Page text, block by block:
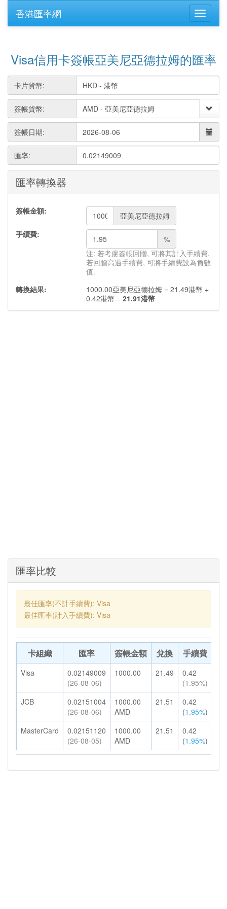
香港匯率網
Visa信用卡簽帳亞美尼亞德拉姆的匯率
卡片貨幣:
簽帳貨幣:
簽帳日期:
匯率: 0.02149009
匯率轉換器
簽帳金額:
亞美尼亞德拉姆
手續費:
%
注: 若考慮簽帳回贈, 可將其計入手續費.
若回贈高過手續費, 可將手續費設為負數
值.
轉換結果:
1000.00亞美尼亞德拉姆 = 21.49港幣 +
0.42港幣 = 21.91港幣
匯率比較
最佳匯率(不計手續費): Visa
最佳匯率(計入手續費): Visa
卡組織 匯率 簽帳金額 兌換 手續費
Visa
0.02149009
(26-08-06)
1000.00 21.49
0.42
(1.95%)
JCB
0.02151004
(26-08-06)
1000.00
AMD
21.51
0.42
(1.95%)
MasterCard
0.02151120
(26-08-05)
1000.00
AMD
21.51
0.42
(1.95%)